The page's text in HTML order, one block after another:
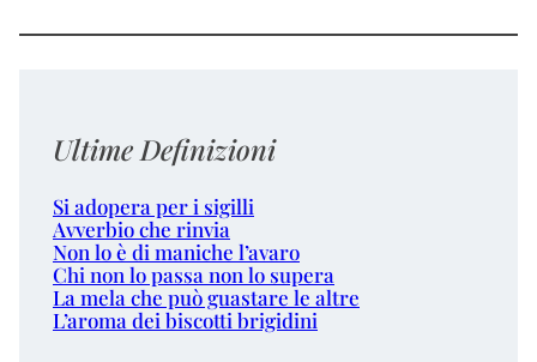
Ultime Definizioni
Si adopera per i sigilli
Avverbio che rinvia
Non lo è di maniche l’avaro
Chi non lo passa non lo supera
La mela che può guastare le altre
L’aroma dei biscotti brigidini